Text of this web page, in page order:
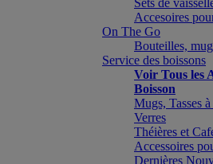
Sets de
Accesoires
On The Go
Bouteilles,
Service des boissons
Voir Tous les
Boisson
Mugs, Tasses
Verres
Théières et
Accessoires
Dernières